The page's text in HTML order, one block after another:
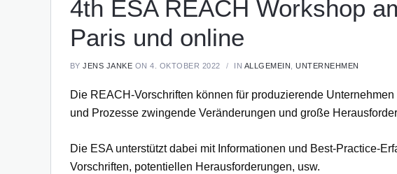
4th ESA REACH Workshop
Paris und online
BYJENS JANKE ON 4. OKTOBER 2022 IN ALLGEMEIN ,UNTERNEHMEN
Die REACH-Vorschriften können für produzierende
und Prozesse zwingende Veränderungen und große
Die ESA unterstützt dabei mit Informationen und Best-Practice-
Vorschriften, potentiellen Herausforderungen, usw.